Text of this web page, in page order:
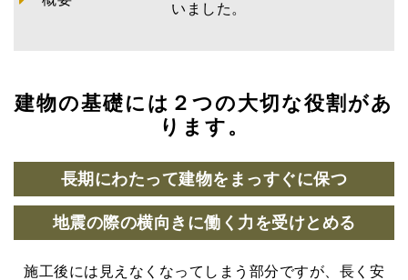
いました。
建物の基礎には２つの大切な役割があ
ります。
長期にわたって建物をまっすぐに保つ
地震の際の横向きに働く力を受けとめる
施工後には見えなくなってしまう部分ですが、長く安